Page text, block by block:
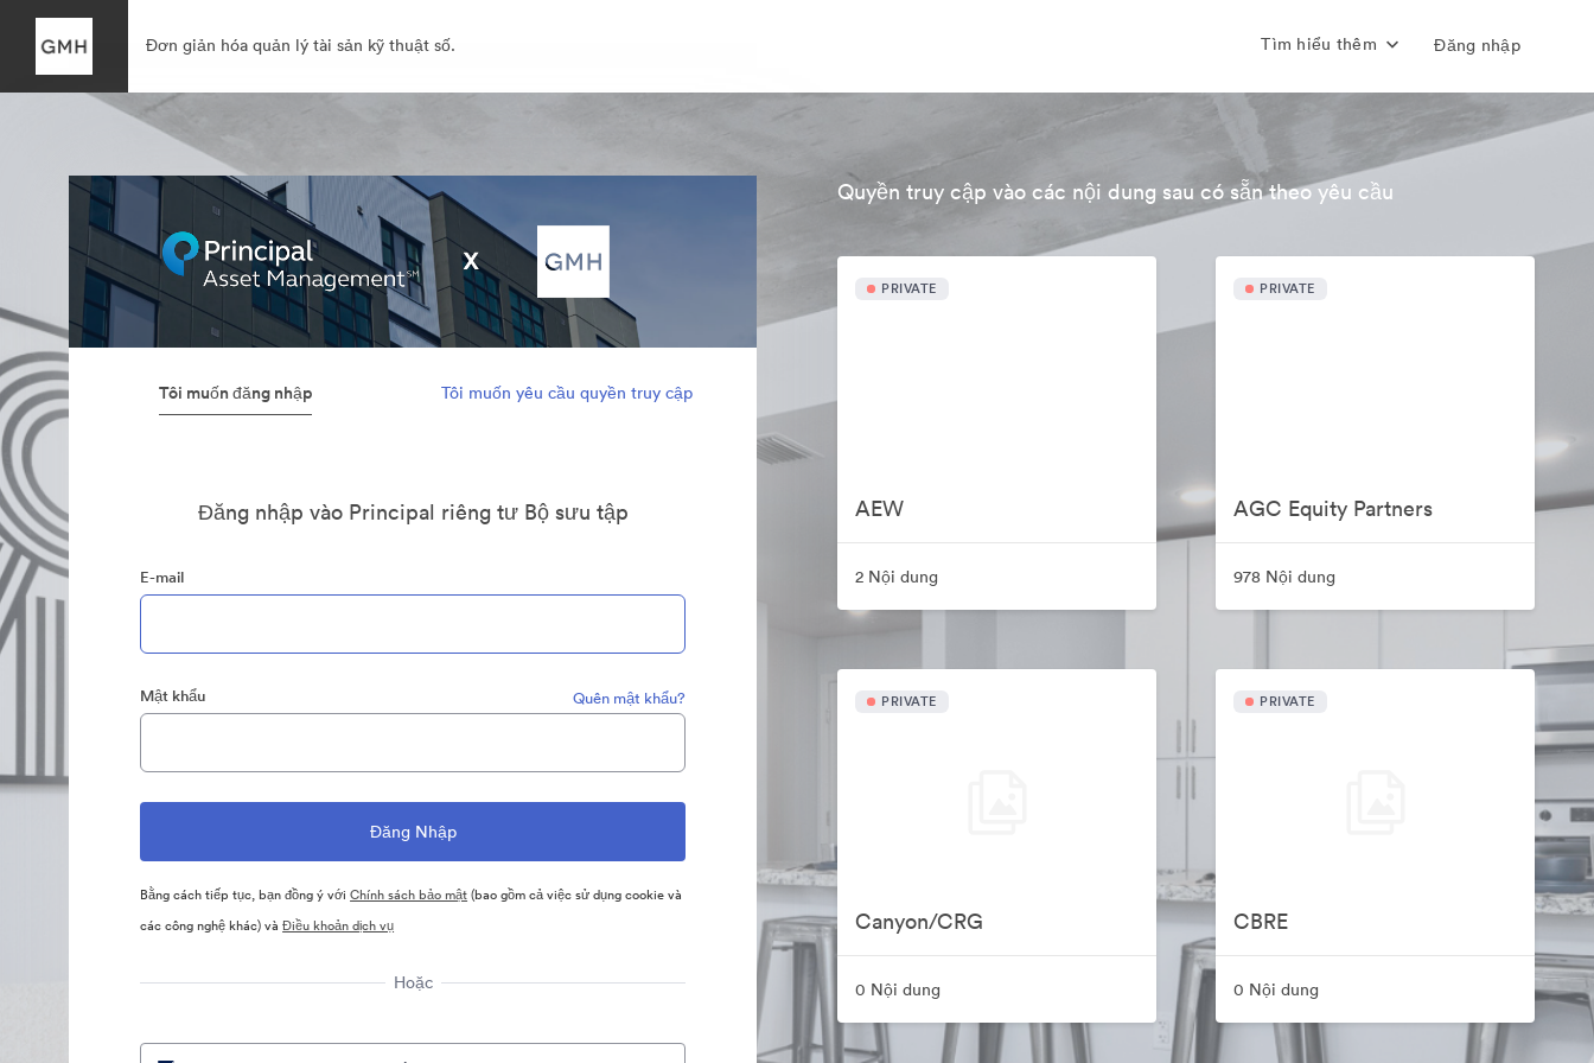
Đơn giản hóa quản lý tài sản kỹ thuật số. Tìm hiểu thêm Đăng nhập
Tôi muốn đăng nhập Tôi muốn yêu cầu quyền truy cập
Đăng nhập vào Principal riêng tư Bộ sưu tập
E-mail
Mật khẩu Quên mật khẩu?
Bằng cách tiếp tục, bạn đồng ý vớiChính sách bảo mật(bao gồm cả việc sử dụng cookie và
các công nghệ khác) vàĐiều khoản dịch vụ
Hoặc
Quyền truy cập vào các nội dung sau có sẵn theo yêu cầu
PRIVATE
AEW
2 Nội dung
PRIVATE
AGC Equity Partners
978 Nội dung
PRIVATE
Canyon/CRG
0 Nội dung
PRIVATE
CBRE
0 Nội dung